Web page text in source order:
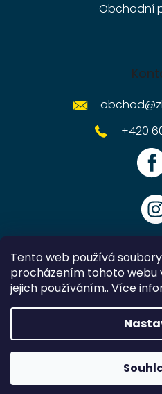
Tento web používá
procházením tohoto webu
jejich používáním.. Více
Obchodní
obchod@
+420
Zlatavelryba.cz